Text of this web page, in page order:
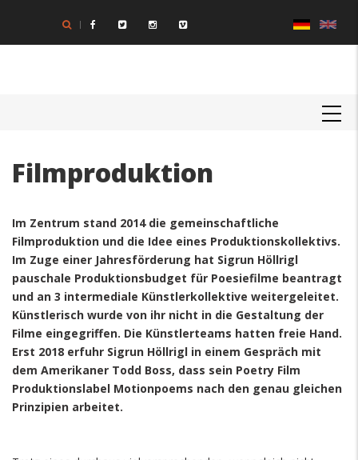
Inhalt
Filmproduktion
Im Zentrum stand 2014 die gemeinschaftliche
Filmproduktion und die Idee eines Produktionskollektivs.
Im Zuge einer Jahresförderung hat Sigrun Höllrigl
pauschale Produktionsbudget für Poesiefilme beantragt
und an 3 intermediale Künstlerkollektive weitergeleitet.
Künstlerisch wurde von ihr nicht in die Gestaltung der
Filme eingegriffen. Die Künstlerteams hatten freie Hand.
Erst 2018 erfuhr Sigrun Höllrigl in einem Gespräch mit
dem Amerikaner Todd Boss, dass sein Poetry Film
Produktionslabel Motionpoems nach den genau gleichen
Prinzipien arbeitet.